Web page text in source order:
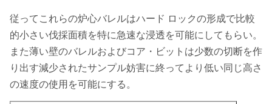
従ってこれらの炉心バレルはハード ロックの形成で比較
的小さい伐採面積を特に急速な浸透を可能にしてもらい。
また薄い壁のバレルおよびコア・ビットは少数の切断を作
り出す減少されたサンプル妨害に終ってより低い同じ高さ
の速度の使用を可能にする。